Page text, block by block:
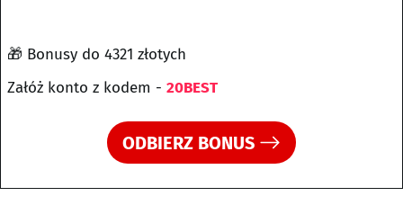
🎁 Bonusy do 4321 złotych
Załóż konto z kodem - 20BEST
ODBIERZ BONUS